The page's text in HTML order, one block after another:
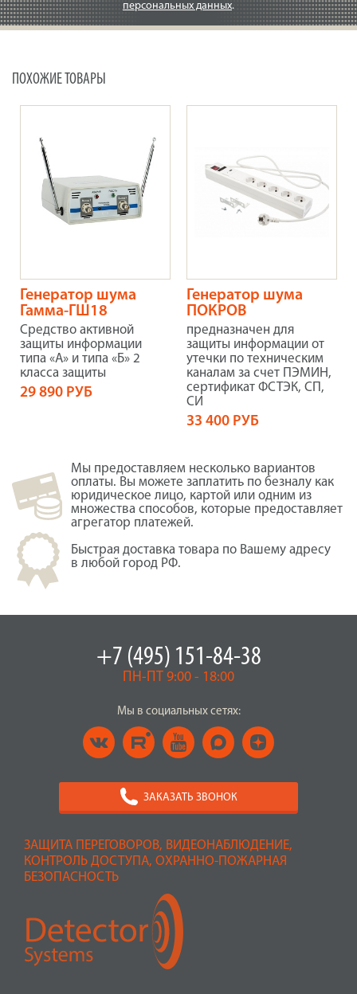
персональных данных.
ПОХОЖИЕ ТОВАРЫ
Генератор шума
Гамма-ГШ18
Средство активной
защиты информации
типа «А» и типа «Б» 2
класса защиты
29 890 РУБ
Генератор шума
ПОКРОВ
предназначен для
защиты информации от
утечки по техническим
каналам за счет ПЭМИН,
сертификат ФСТЭК, СП,
СИ
33 400 РУБ
Мы предоставляем несколько вариантов
оплаты. Вы можете заплатить по безналу как
юридическое лицо, картой или одним из
множества способов, которые предоставляет
агрегатор платежей.
Быстрая доставка товара по Вашему адресу
в любой город РФ.
ЗАЩИТА ПЕРЕГОВОРОВ, ВИДЕОНАБЛЮДЕНИЕ,
КОНТРОЛЬ ДОСТУПА, ОХРАННО-ПОЖАРНАЯ
БЕЗОПАСНОСТЬ
+7 (495) 151-84-38
ПН-ПТ 9:00 - 18:00
Мы в социальных сетях:
ЗАКАЗАТЬ ЗВОНОК